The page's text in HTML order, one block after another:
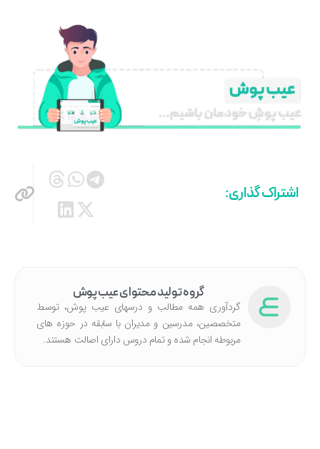
اشتراک گذاری:
گروه تولید محتوای عیب پوش
گردآوری همه مطالب و درسهای عیب پوش، توسط
متخصصین، مدرسین و مدیران با سابقه در حوزه های
مربوطه انجام شده‌ و تمام دروس دارای اصالت هستند.